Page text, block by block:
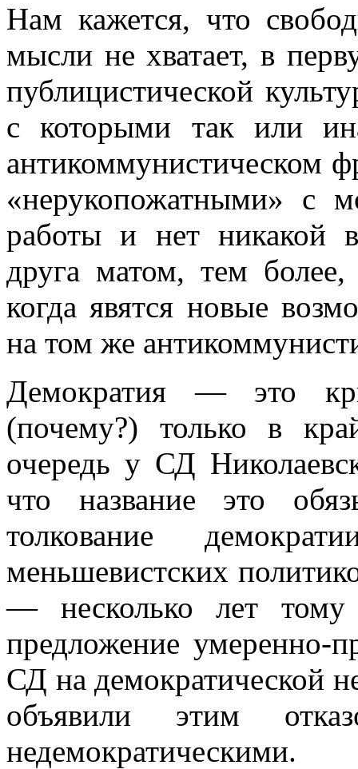
Нам кажется, что
мысли не хвата­ет, в
публицистической
с которыми так или
антикоммунистическом
«нерукопожатными» с
работы и нет никакой
друга матом, тем
когда явятся новые
на том же
Демократия — это
(почему?) только в
очередь у СД
что название это
толкование
меньшевистских
— несколько лет
предложение уме­ренно-
СД на демократической
объявили этим
недемократи­ческими.